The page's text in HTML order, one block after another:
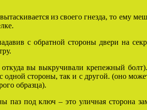
из своего гнезда, то ему
с обратной стороны двери на
вы выкручивали крепежный
стороны, так и с другой. (оно
образца).
под ключ – это уличная сторона